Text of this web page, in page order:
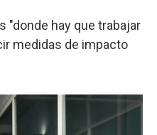
"donde hay que trabajar
medidas de impacto